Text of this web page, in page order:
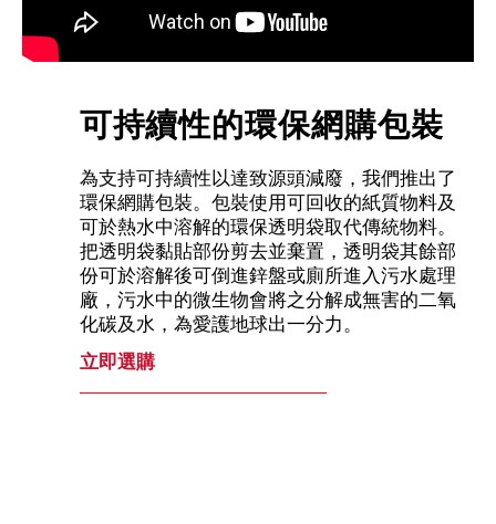
可持續性的環保網購包裝
為支持可持續性以達致源頭減廢，我們推出了
環保網購包裝。包裝使用可回收的紙質物料及
可於熱水中溶解的環保透明袋取代傳統物料。
把透明袋黏貼部份剪去並棄置，透明袋其餘部
份可於溶解後可倒進鋅盤或廁所進入污水處理
廠，污水中的微生物會將之分解成無害的二氧
化碳及水，為愛護地球出一分力。
立即選購